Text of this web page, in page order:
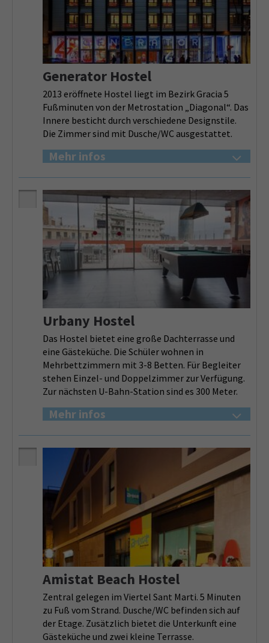
Generator Hostel
2013 eröffnete Hostel liegt im Bezirk Gracia 5
Fußminuten von der Metrostation „Diagonal“. Das
Innere besticht durch verschiedene Designstile.
Die Zimmer sind mit Dusche/WC ausgestattet.
Mehr infos
Urbany Hostel
Das Hostel bietet eine große Dachterrasse und
eine Gästeküche. Die Schüler wohnen in
Mehrbettzimmern mit 3-8 Betten. Für Begleiter
stehen Einzel- und Doppelzimmer zur Verfügung.
Zur nächsten U-Bahn-Station sind es 300 Meter.
Mehr infos
Amistat Beach Hostel
Zentral gelegen im Viertel Sant Marti. 5 Minuten
zu Fuß vom Strand. Dusche/WC befinden sich auf
der Etage. Zusätzlich bietet die Unterkunft eine
Gästeküche und zwei kleine Terrasse.